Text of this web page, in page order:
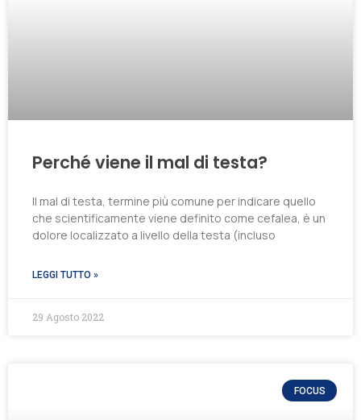
Perché viene il mal di testa?
Il mal di testa, termine più comune per indicare quello
che scientificamente viene definito come cefalea, è un
dolore localizzato a livello della testa (incluso
LEGGI TUTTO »
29 Agosto 2022
FOCUS